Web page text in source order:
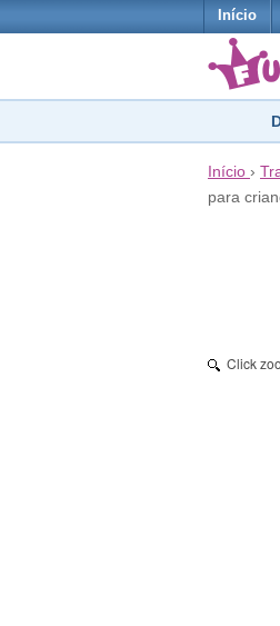
Início
Início ›
para
Click